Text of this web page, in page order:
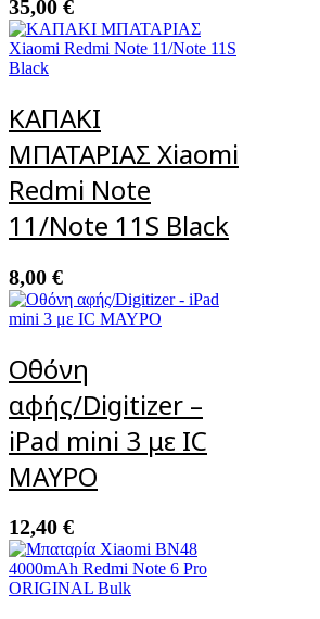
35,00 €
ΚΑΠΑΚΙ
ΜΠΑΤΑΡΙΑΣ Xiaomi
Redmi Note
11/Note 11S Black
8,00 €
Οθόνη
αφής/Digitizer –
iPad mini 3 με IC
ΜΑΥΡΟ
12,40 €